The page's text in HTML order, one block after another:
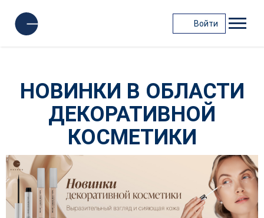
Войти
НОВИНКИ В ОБЛАСТИ
ДЕКОРАТИВНОЙ
КОСМЕТИКИ